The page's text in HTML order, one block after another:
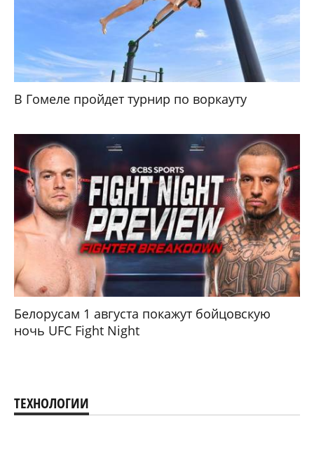
В Гомеле пройдет турнир по воркауту
Белорусам 1 августа покажут бойцовскую
ночь UFC Fight Night
ТЕХНОЛОГИИ